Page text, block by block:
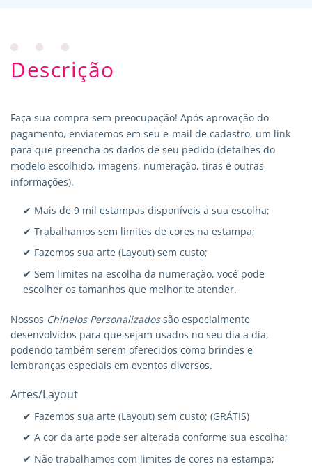
Descrição
Faça sua compra sem preocupação! Após aprovação do
pagamento, enviaremos em seu e-mail de cadastro, um link
para que preencha os dados de seu pedido (detalhes do
modelo escolhido, imagens, numeração, tiras e outras
informações).
✔ Mais de 9 mil estampas disponíveis a sua escolha;
✔ Trabalhamos sem limites de cores na estampa;
✔ Fazemos sua arte (Layout) sem custo;
✔ Sem limites na escolha da numeração, você pode
escolher os tamanhos que melhor te atender.
Nossos Chinelos Personalizadossão especialmente
desenvolvidos para que sejam usados no seu dia a dia,
podendo também serem oferecidos como brindes e
lembranças especiais em eventos diversos.
Artes/Layout
✔ Fazemos sua arte (Layout) sem custo; (GRÁTIS)
✔ A cor da arte pode ser alterada conforme sua escolha;
✔ Não trabalhamos com limites de cores na estampa;